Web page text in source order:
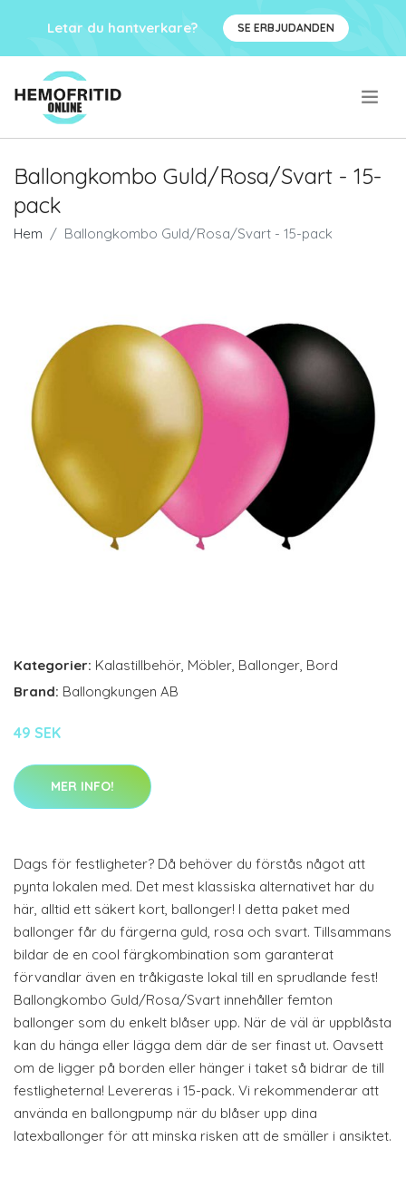
Letar du hantverkare? SE ERBJUDANDEN
Ballongkombo Guld/Rosa/Svart - 15-
pack
Hem Ballongkombo Guld/Rosa/Svart - 15-pack
Kategorier: Kalastillbehör, Möbler, Ballonger, Bord
Brand: Ballongkungen AB
49 SEK
MER INFO!
Dags för festligheter? Då behöver du förstås något att
pynta lokalen med. Det mest klassiska alternativet har du
här, alltid ett säkert kort, ballonger! I detta paket med
ballonger får du färgerna guld, rosa och svart. Tillsammans
bildar de en cool färgkombination som garanterat
förvandlar även en tråkigaste lokal till en sprudlande fest!
Ballongkombo Guld/Rosa/Svart innehåller femton
ballonger som du enkelt blåser upp. När de väl är uppblåsta
kan du hänga eller lägga dem där de ser finast ut. Oavsett
om de ligger på borden eller hänger i taket så bidrar de till
festligheterna! Levereras i 15-pack. Vi rekommenderar att
använda en ballongpump när du blåser upp dina
latexballonger för att minska risken att de smäller i ansiktet.